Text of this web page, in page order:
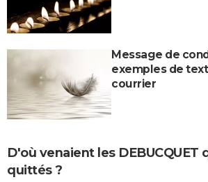
Message de
exemples de
courrier
D'où venaient les DEBUCQUET
quittés ?